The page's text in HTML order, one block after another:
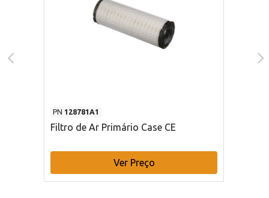
PN 128781A1
Filtro de Ar Primário Case CE
Ver Preço